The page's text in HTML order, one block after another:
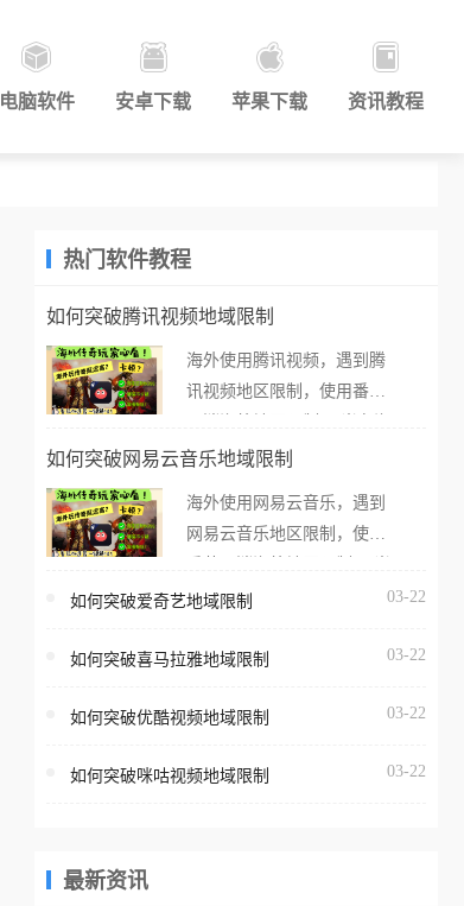
电脑软件 安卓下载 苹果下载 资讯教程
热门软件教程
如何突破腾讯视频地域限制
海外使用腾讯视频，遇到腾
讯视频地区限制，使用番茄
外打开腾讯视频，却突然弹
地区无法播放”的提示语。
海外用户如香港、澳门、台
亚、欧洲等国家和地区时，
台一样，出现地区及版权限
地区播放。 遇到这个问题的
如何突破网易云音乐地域限制
海外使用网易云音乐，遇到
网易云音乐地区限制，使用
在海外打开网易云音乐，却
所在的地区无法播放”的提示
门、台湾、美国、加拿大、
区时，网易云音乐也会像其
如何突破爱奇艺地域限制 03-22
如何突破喜马拉雅地域限制 03-22
如何突破优酷视频地域限制 03-22
如何突破咪咕视频地域限制 03-22
最新资讯